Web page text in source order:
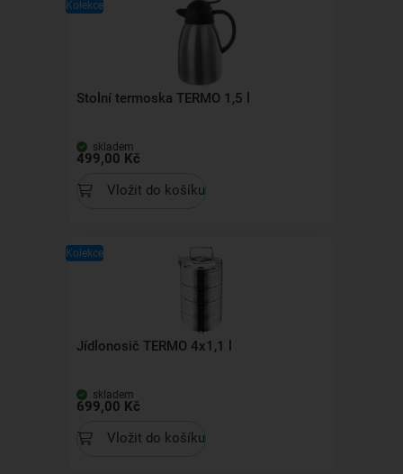
Kolekce
Stolní termoska TERMO 1,5 l
skladem
499,00 Kč
Vložit do košíku
Kolekce
Jídlonosič TERMO 4x1,1 l
skladem
699,00 Kč
Vložit do košíku